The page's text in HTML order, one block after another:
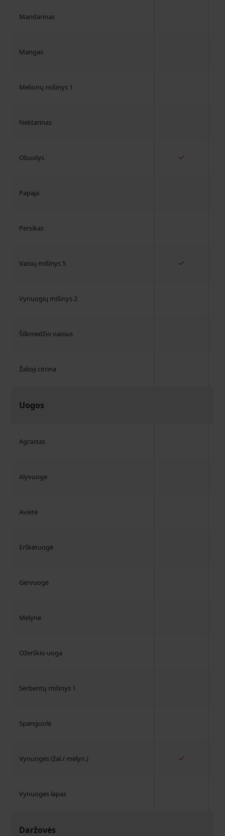
Mandarinas
Mangas
Melionų mišinys 1
Nektarinas
Obuolys ✓
Papaja
Persikas
Vaisių mišinys 5 ✓
Vynuogių mišinys 2
Šilkmedžio vaisius
Žalioji citrina
Uogos
Agrastas
Alyvuogė
Avietė
Erškėtuogė
Gervuogė
Mėlynė
Ožerškio uoga
Serbentų mišinys 1
Spanguolė
Vynuogės (žal./ mėlyn.) ✓
Vynuogės lapas
Daržovės